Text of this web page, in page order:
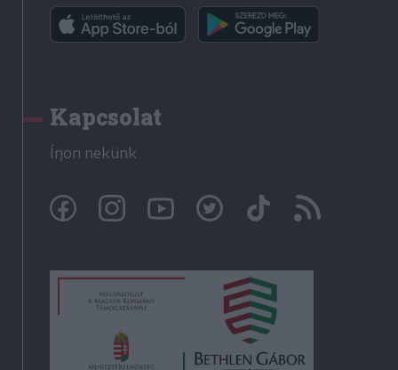
Kapcsolat
Írjon nekünk